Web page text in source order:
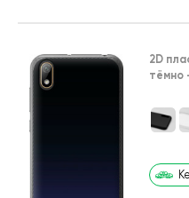
2D
тёмно